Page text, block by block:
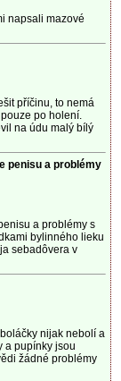
napsali mazové
příčinu, to nemá
po holení.
na údu malý bílý
penisu a problémy
a problémy s
bylinného lieku
sebadôvera v
nijak nebolí a
a pupínky jsou
žádné problémy